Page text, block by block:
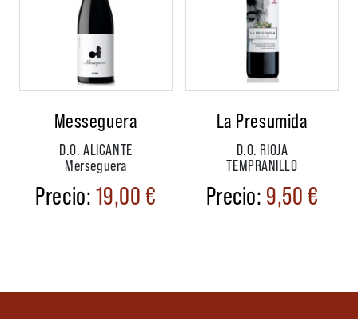
Messeguera
D.O. ALICANTE
Merseguera
19,00€
La Presumida
D.O. RIOJA
TEMPRANILLO
9,50€